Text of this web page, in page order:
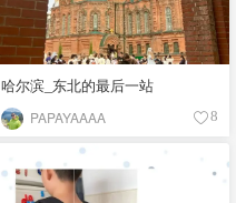
哈尔滨_东北的最后一站
PAPAYAAAA 8